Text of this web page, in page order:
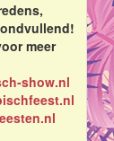
meer
show.nl